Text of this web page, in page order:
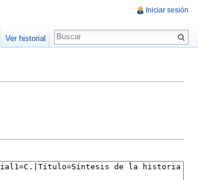
Iniciar sesión
Ver historial